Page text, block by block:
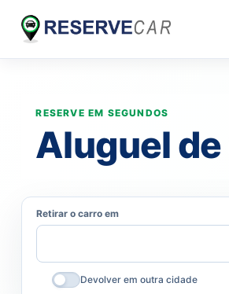
Aluguel
Retirar o carro em
Devolver em outra cidade